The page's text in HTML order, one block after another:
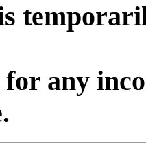
for any